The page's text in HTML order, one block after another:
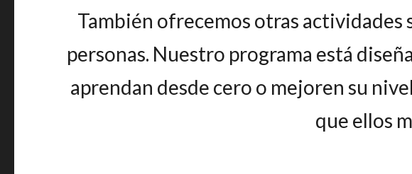
También ofrecemos otras
personas. Nuestro programa está
aprendan desde cero o mejoren su
que ellos